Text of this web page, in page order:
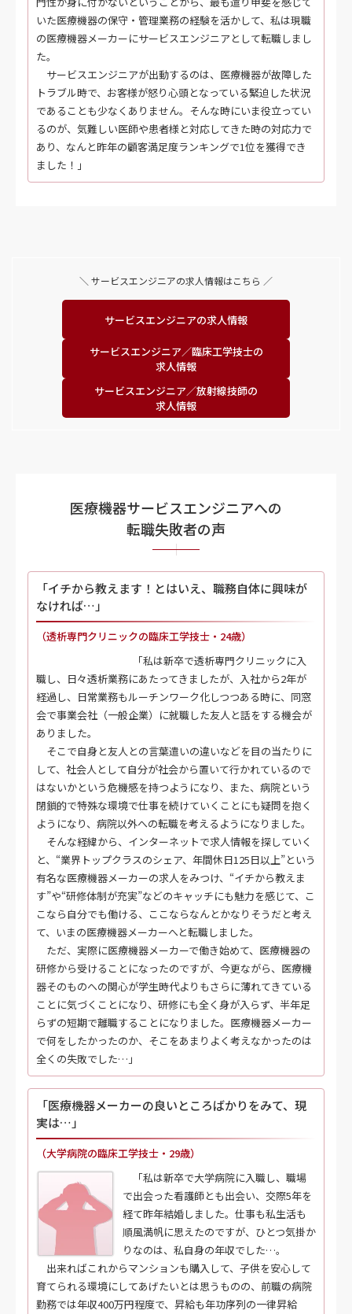
いた医療機器の保守・管理業務の経験を活かして、私は現職
の医療機器メーカーにサービスエンジニアとして転職しまし
た。
サービスエンジニアが出動するのは、医療機器が故障した
トラブル時で、お客様が怒り心頭となっている緊迫した状況
であることも少なくありません。そんな時にいま役立ってい
るのが、気難しい医師や患者様と対応してきた時の対応力で
あり、なんと昨年の顧客満足度ランキングで1位を獲得でき
ました！」
＼ サービスエンジニアの求人情報はこちら ／
サービスエンジニアの求人情報
サービスエンジニア／臨床工学技士の
求人情報
サービスエンジニア／放射線技師の
求人情報
医療機器サービスエンジニアへの
転職失敗者の声
「イチから教えます！とはいえ、職務自体に興味が
なければ…」
（透析専門クリニックの臨床工学技士・24歳）
「私は新卒で透析専門クリニックに入
職し、日々透析業務にあたってきましたが、入社から2年が
経過し、日常業務もルーチンワーク化しつつある時に、同窓
会で事業会社（一般企業）に就職した友人と話をする機会が
ありました。
そこで自身と友人との言葉遣いの違いなどを目の当たりに
して、社会人として自分が社会から置いて行かれているので
はないかという危機感を持つようになり、また、病院という
閉鎖的で特殊な環境で仕事を続けていくことにも疑問を抱く
ようになり、病院以外への転職を考えるようになりました。
そんな経緯から、インターネットで求人情報を探していく
と、“業界トップクラスのシェア、年間休日125日以上”という
有名な医療機器メーカーの求人をみつけ、“イチから教えま
す”や“研修体制が充実”などのキャッチにも魅力を感じて、こ
こなら自分でも働ける、ここならなんとかなりそうだと考え
て、いまの医療機器メーカーへと転職しました。
ただ、実際に医療機器メーカーで働き始めて、医療機器の
研修から受けることになったのですが、今更ながら、医療機
器そのものへの関心が学生時代よりもさらに薄れてきている
ことに気づくことになり、研修にも全く身が入らず、半年足
らずの短期で離職することになりました。医療機器メーカー
で何をしたかったのか、そこをあまりよく考えなかったのは
全くの失敗でした…」
「医療機器メーカーの良いところばかりをみて、現
実は…」
（大学病院の臨床工学技士・29歳）
「私は新卒で大学病院に入職し、職場
で出会った看護師とも出会い、交際5年を
経て昨年結婚しました。仕事も私生活も
順風満帆に思えたのですが、ひとつ気掛か
りなのは、私自身の年収でした…。
出来ればこれからマンションも購入して、子供を安心して
育てられる環境にしてあげたいとは思うものの、前職の病院
勤務では年収400万円程度で、昇給も年功序列の一律昇給